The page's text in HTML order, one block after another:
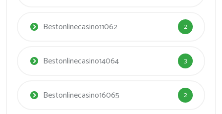
Bestonlinecasino11062 2
Bestonlinecasino14064 3
Bestonlinecasino16065 2